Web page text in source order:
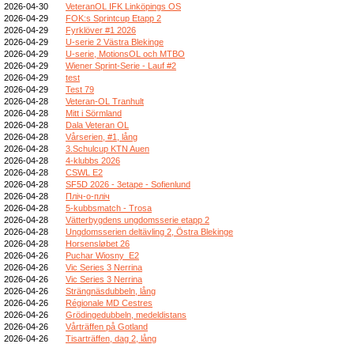
2026-04-30
VeteranOL IFK Linköpings OS
2026-04-29
FOK:s Sprintcup Etapp 2
2026-04-29
Fyrklöver #1 2026
2026-04-29
U-serie 2 Västra Blekinge
2026-04-29
U-serie, MotionsOL och MTBO
2026-04-29
Wiener Sprint-Serie - Lauf #2
2026-04-29
test
2026-04-29
Test 79
2026-04-28
Veteran-OL Tranhult
2026-04-28
Mitt i Sörmland
2026-04-28
Dala Veteran OL
2026-04-28
Vårserien, #1, lång
2026-04-28
3.Schulcup KTN Auen
2026-04-28
4-klubbs 2026
2026-04-28
CSWL E2
2026-04-28
SF5D 2026 - 3etape - Sofienlund
2026-04-28
Пліч-о-пліч
2026-04-28
5-kubbsmatch - Trosa
2026-04-28
Vätterbygdens ungdomsserie etapp 2
2026-04-28
Ungdomsserien deltävling 2, Östra Blekinge
2026-04-28
Horsensløbet 26
2026-04-26
Puchar Wiosny_E2
2026-04-26
Vic Series 3 Nerrina
2026-04-26
Vic Series 3 Nerrina
2026-04-26
Strängnäsdubbeln, lång
2026-04-26
Régionale MD Cestres
2026-04-26
Grödingedubbeln, medeldistans
2026-04-26
Vårträffen på Gotland
2026-04-26
Tisarträffen, dag 2, lång